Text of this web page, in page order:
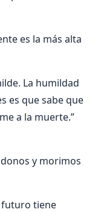
es la más alta
La humildad
es que sabe que
a la muerte.”
y morimos
futuro tiene